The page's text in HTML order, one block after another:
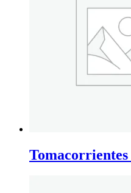
Tomacorrientes